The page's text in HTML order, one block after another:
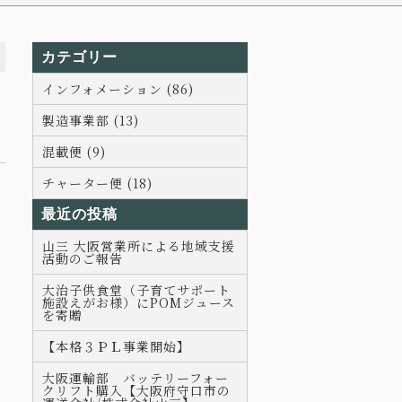
カテゴリー
インフォメーション (86)
製造事業部 (13)
混載便 (9)
チャーター便 (18)
最近の投稿
山三 大阪営業所による地域支援
活動のご報告
大治子供食堂（子育てサポート
施設えがお様）にPOMジュース
を寄贈
【本格３ＰＬ事業開始】
大阪運輸部 バッテリーフォー
クリフト購入【大阪府守口市の